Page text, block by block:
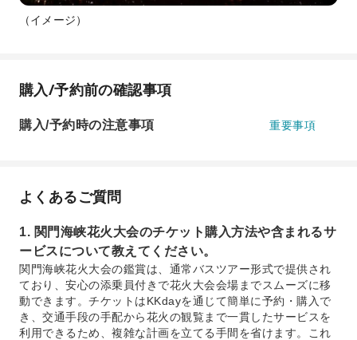
（イメージ）
購入/予約前の確認事項
購入/予約時の注意事項 重要事項
よくあるご質問
1. 関門海峡花火大会のチケット購入方法や含まれるサ
ービスについて教えてください。
関門海峡花火大会の鑑賞は、通常バスツアー形式で提供され
ており、安心の添乗員付きで花火大会会場までスムーズに移
動できます。チケットはKKdayを通じて簡単に予約・購入で
き、交通手段の手配から花火の観覧まで一貫したサービスを
利用できるため、複雑な計画を立てる手間を省けます。これ